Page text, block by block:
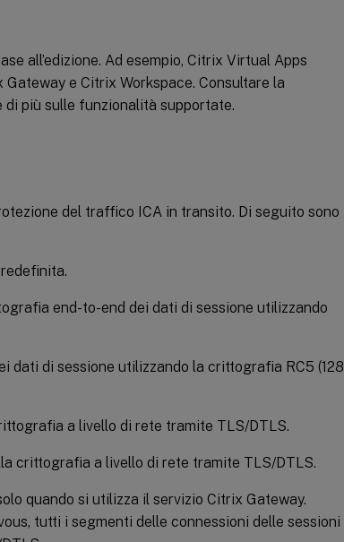
all’edizione. Ad esempio, Citrix Virtual Apps
e Citrix Workspace. Consultare la
più sulle funzionalità supportate.
del traffico ICA in transito. Di seguito sono
end-to-end dei dati di sessione utilizzando
dati di sessione utilizzando la crittografia RC5 (128
a livello di rete tramite TLS/DTLS.
crittografia a livello di rete tramite TLS/DTLS.
quando si utilizza il servizio Citrix Gateway.
tutti i segmenti delle connessioni delle sessioni